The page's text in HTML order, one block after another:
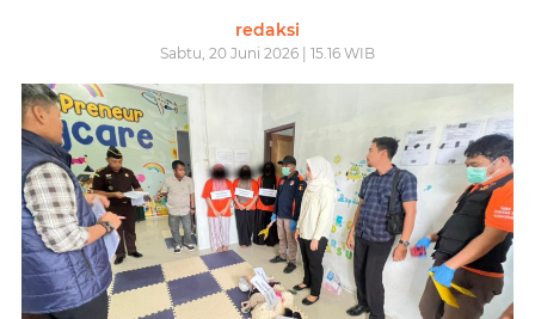
redaksi
Sabtu, 20 Juni 2026 | 15.16 WIB